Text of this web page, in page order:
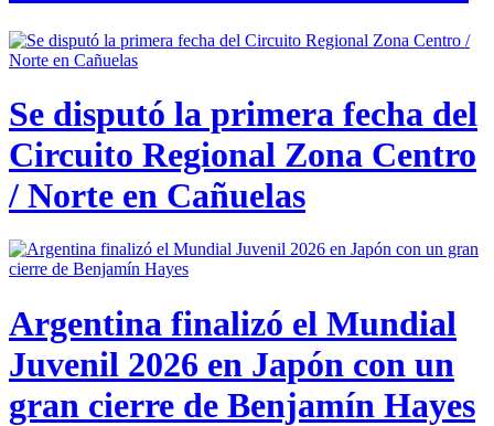
Se disputó la primera fecha del
Circuito Regional Zona Centro
/ Norte en Cañuelas
Argentina finalizó el Mundial
Juvenil 2026 en Japón con un
gran cierre de Benjamín Hayes